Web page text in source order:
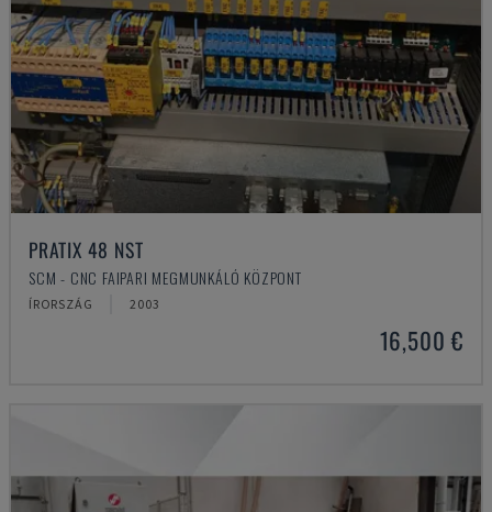
PRATIX 48 NST
SCM - CNC FAIPARI MEGMUNKÁLÓ KÖZPONT
ÍRORSZÁG 2003
16,500 €